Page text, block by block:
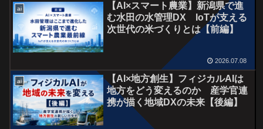
ai
【AI×スマート農業】新潟県で進
む水田の水管理DX IoTが支える
次世代の米づくりとは【前編】
2026.07.08
ai
【AI×地方創生】フィジカルAIは
地方をどう変えるのか 産学官連
携が描く地域DXの未来【後編】